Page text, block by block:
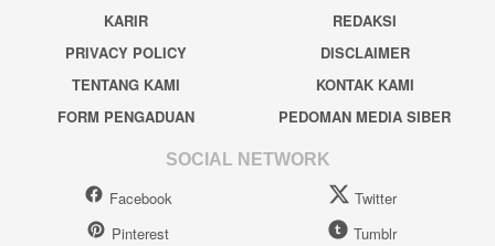
KARIR
REDAKSI
PRIVACY POLICY
DISCLAIMER
TENTANG KAMI
KONTAK KAMI
FORM PENGADUAN
PEDOMAN MEDIA SIBER
SOCIAL NETWORK
Facebook
Twitter
Pinterest
Tumblr